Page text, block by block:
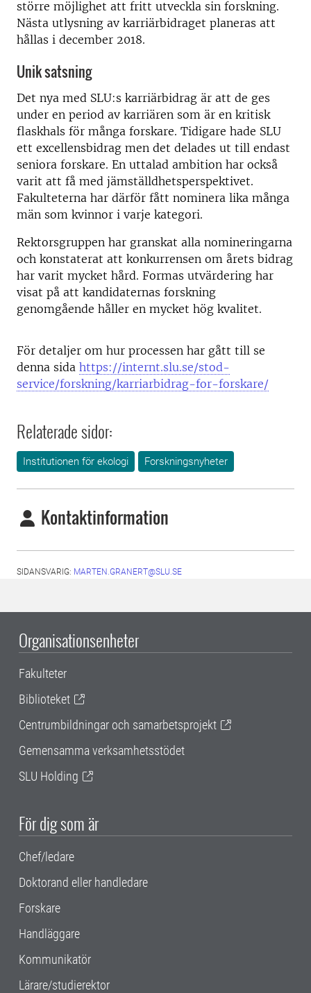
större möjlighet att fritt utveckla sin forskning.
Nästa utlysning av karriärbidraget planeras att
hållas i december 2018.
Unik satsning
Det nya med SLU:s karriärbidrag är att de ges
under en period av karriären som är en kritisk
flaskhals för många forskare. Tidigare hade SLU
ett excellensbidrag men det delades ut till endast
seniora forskare. En uttalad ambition har också
varit att få med jämställdhetsperspektivet.
Fakulteterna har därför fått nominera lika många
män som kvinnor i varje kategori.
Rektorsgruppen har granskat alla nomineringarna
och konstaterat att konkurrensen om årets bidrag
har varit mycket hård. Formas utvärdering har
visat på att kandidaternas forskning
genomgående håller en mycket hög kvalitet.
För detaljer om hur processen har gått till se
denna sida https://internt.slu.se/stod-
service/forskning/karriarbidrag-for-forskare/
Relaterade sidor:
Institutionen för ekologi Forskningsnyheter
Kontaktinformation
SIDANSVARIG: MARTEN.GRANERT@SLU.SE
Organisationsenheter
Fakulteter
Biblioteket
Centrumbildningar och samarbetsprojekt
Gemensamma verksamhetsstödet
SLU Holding
För dig som är
Chef/ledare
Doktorand eller handledare
Forskare
Handläggare
Kommunikatör
Lärare/studierektor